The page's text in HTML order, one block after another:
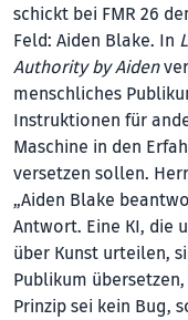
schickt bei FMR 26
Feld: Aiden Blake. In
Authority by Ai­den
menschliches
Instruktionen für
Maschine in den
versetzen sollen.
„Aiden Blake
Antwort. Eine KI, die
über Kunst urteilen,
Publikum
Prinzip sei kein Bug,